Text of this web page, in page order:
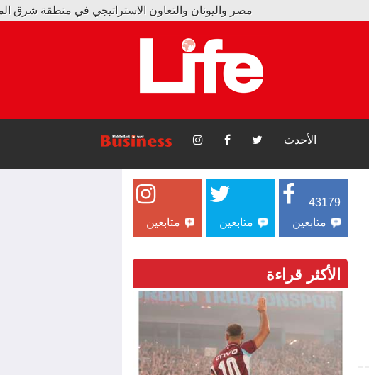
مصر واليونان والتعاون الاستراتيجي في منطقة شرق المتوسط
الأحدث
43179
متابعين
متابعين متابعين
الأكثر قراءة